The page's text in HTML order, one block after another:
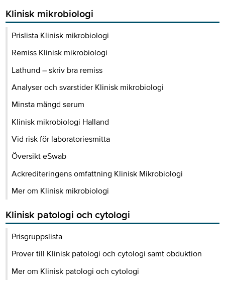
Klinisk mikrobiologi
Prislista Klinisk mikrobiologi
Remiss Klinisk mikrobiologi
Lathund – skriv bra remiss
Analyser och svarstider Klinisk mikrobiologi
Minsta mängd serum
Klinisk mikrobiologi Halland
Vid risk för laboratoriesmitta
Översikt eSwab
Ackrediteringens omfattning Klinisk Mikrobiologi
Mer om Klinisk mikrobiologi
Klinisk patologi och cytologi
Prisgruppslista
Prover till Klinisk patologi och cytologi samt obduktion
Mer om Klinisk patologi och cytologi